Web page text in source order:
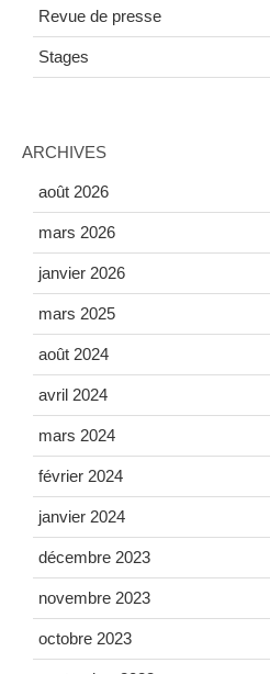
Revue de presse
Stages
ARCHIVES
août 2026
mars 2026
janvier 2026
mars 2025
août 2024
avril 2024
mars 2024
février 2024
janvier 2024
décembre 2023
novembre 2023
octobre 2023